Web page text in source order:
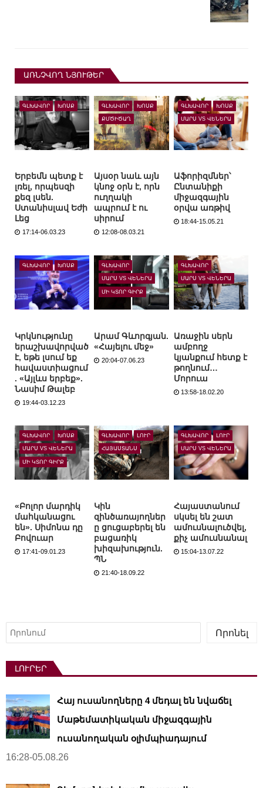
ԱՌՆՉՎՈՂ ՆՅՈՒԹԵՐ
ԳԼԽԱՎՈՐ ԽՈՍՔ
Երբեմն պետք է
լռել, որպեսզի
քեզ լսեն.
Ստանիսլավ Եժի
Լեց
17:14-06.03.23
ԳԼԽԱՎՈՐ ԽՈՍՔ
ՔՄԾԻԾԱՂ
Այսօր նաև այն
կնոջ օրն է, որն
ուղղակի
ապրում է ու
սիրում
12:08-08.03.21
ԳԼԽԱՎՈՐ ԽՈՍՔ
ՄԱՐՍ VS ՎԵՆԵՐԱ
Աֆորիզմներ՝
Ընտանիքի
միջազգային
օրվա առթիվ
18:44-15.05.21
ԳԼԽԱՎՈՐ ԽՈՍՔ
Կրկնությունը
երաշխավորված
է, եթե լսում եք
հավաստիացում
. «Այլևս երբեք».
Նասիմ Թալեբ
19:44-03.12.23
ԳԼԽԱՎՈՐ
ՄԱՐՍ VS ՎԵՆԵՐԱ
ՄԻ ԿՏՈՐ ԳԻՐՔ
Արամ Գևորգյան.
«Հայելու մեջ»
20:04-07.06.23
ԳԼԽԱՎՈՐ
ՄԱՐՍ VS ՎԵՆԵՐԱ
Առաջին սերն
ամբողջ
կյանքում հետք է
թողնում…
Մորուա
13:58-18.02.20
ԳԼԽԱՎՈՐ ԽՈՍՔ
ՄԱՐՍ VS ՎԵՆԵՐԱ
ՄԻ ԿՏՈՐ ԳԻՐՔ
«Բոլոր մարդիկ
մահկանացու
են». Սիմոնա դը
Բովուար
17:41-09.01.23
ԳԼԽԱՎՈՐ ԼՈՒՐ
ՀԱՅԱՍՏԱՆՍ
Կին
զինծառայողներ
ը ցուցաբերել են
բացառիկ
խիզախություն.
ՊՆ
21:40-18.09.22
ԳԼԽԱՎՈՐ ԼՈՒՐ
ՄԱՐՍ VS ՎԵՆԵՐԱ
Հայաստանում
սկսել են շատ
ամուսնալուծվել,
քիչ ամուսնանալ
15:04-13.07.22
Որոնել
Որոնել
ԼՈՒՐԵՐ
Հայ ուսանողները 4 մեդալ են նվաճել
Մաթեմատիկական միջազգային
ուսանողական օլիմպիադայում
16:28-05.08.26